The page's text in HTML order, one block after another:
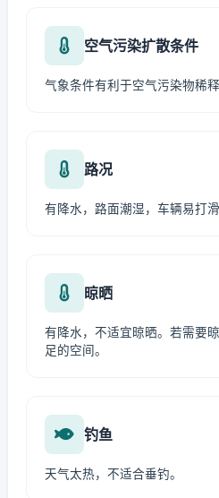
空气污染扩散条件
气象条件有利于空气污染物稀
路况
有降水，路面潮湿，车辆易打
晾晒
有降水，不适宜晾晒。若需要
足的空间。
钓鱼
天气太热，不适合垂钓。